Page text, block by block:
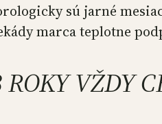
sú jarné
marca teplotne
ROKY VŽDY